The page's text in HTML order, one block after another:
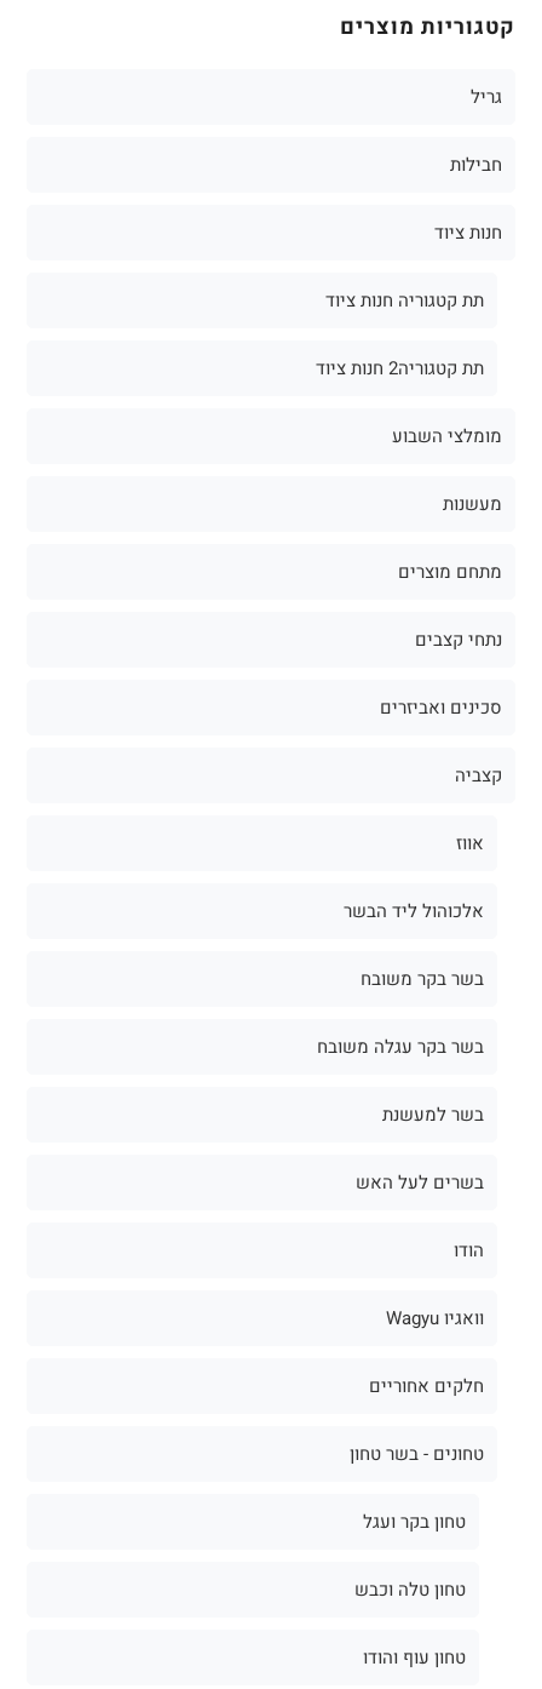
קטגוריות מוצרים
גריל
חבילות
חנות ציוד
תת קטגוריה חנות ציוד
תת קטגוריה2 חנות ציוד
מומלצי השבוע
מעשנות
מתחם מוצרים
נתחי קצבים
סכינים ואביזרים
קצביה
אווז
אלכוהול ליד הבשר
בשר בקר משובח
בשר בקר עגלה משובח
בשר למעשנת
בשרים לעל האש
הודו
וואגיו Wagyu
חלקים אחוריים
טחונים - בשר טחון
טחון בקר ועגל
טחון טלה וכבש
טחון עוף והודו